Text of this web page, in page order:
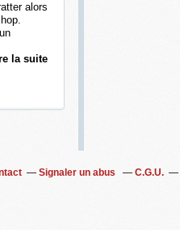
alors
la suite
Signaler un abus C.G.U.